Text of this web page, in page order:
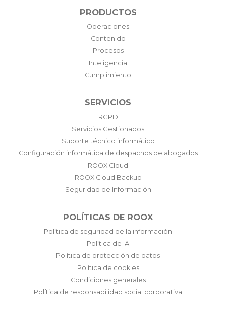
PRODUCTOS
Operaciones
Contenido
Procesos
Inteligencia
Cumplimiento
SERVICIOS
RGPD
Servicios Gestionados
Suporte técnico informático
Configuración informática de despachos de abogados
ROOX Cloud
ROOX Cloud Backup
Seguridad de Información
POLÍTICAS DE ROOX
Política de seguridad de la información
Política de IA
Política de protección de datos
Política de cookies
Condiciones generales
Política de responsabilidad social corporativa